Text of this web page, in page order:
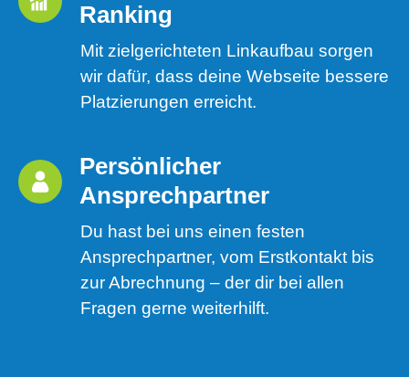
Ranking
Mit zielgerichteten Linkaufbau sorgen
wir dafür, dass deine Webseite bessere
Platzierungen erreicht.
Persönlicher
Ansprechpartner
Du hast bei uns einen festen
Ansprechpartner, vom Erstkontakt bis
zur Abrechnung – der dir bei allen
Fragen gerne weiterhilft.